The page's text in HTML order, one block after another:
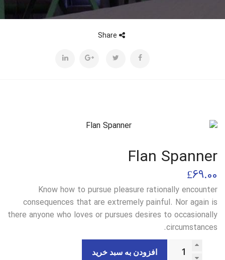
Flan Spanner
£69.00
Know how to pursue pleasure rationally encounter
consequences that are extremely painful. Nor again is
there anyone who loves or pursues desires to occasionally
circumstances.
افزودن به سبد خرید